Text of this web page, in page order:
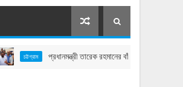
প্রধানমন্ত্রী তারেক রহমানের বাঁশখালী সফর: বাহারছড়া